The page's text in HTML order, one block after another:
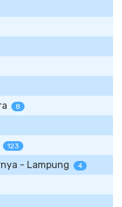
8
123
- Lampung 4